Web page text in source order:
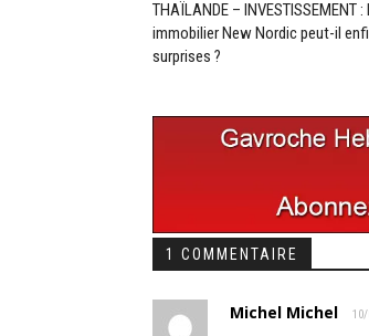
THAÏLANDE – INVESTISSEMENT
immobilier New Nordic peut-il
surprises ?
1 COMMENTAIRE
Michel Michel